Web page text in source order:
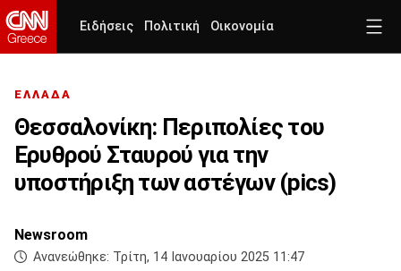
Ειδήσεις Πολιτική Οικονομία
ΕΛΛΑΔΑ
Θεσσαλονίκη: Περιπολίες του
Ερυθρού Σταυρού για την
υποστήριξη των αστέγων (pics)
Newsroom
Ανανεώθηκε: Τρίτη, 14 Ιανουαρίου 2025 11:47